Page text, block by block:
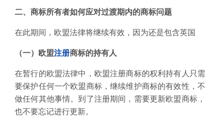
二、商标所有者如何应对过渡期内的商标问题
在此期间，欧盟法律将继续有效，因为还是包含英国
（一）欧盟注册商标的持有人
在暂行的欧盟法律中，欧盟注册商标的权利持有人只需
要保护任何一个欧盟商标，继续维护商标的有效性，不
做任何其他事情。到了注册期间，需要更新欧盟商标，
也不要忘记进行更新。